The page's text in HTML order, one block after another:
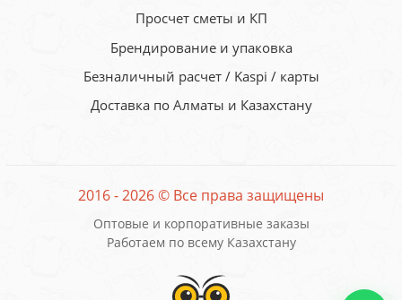
Просчет сметы и КП
Брендирование и упаковка
Безналичный расчет / Kaspi / карты
Доставка по Алматы и Казахстану
2016 - 2026 © Все права защищены
Оптовые и корпоративные заказы
Работаем по всему Казахстану